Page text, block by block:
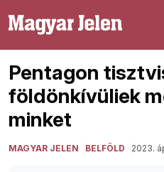
Pentagon
földönkívüliek
minket
MAGYAR JELEN BELFÖLD 2023.